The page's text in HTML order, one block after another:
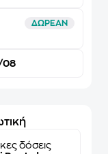
ΔΩΡΕΑΝ
08
δόσεις